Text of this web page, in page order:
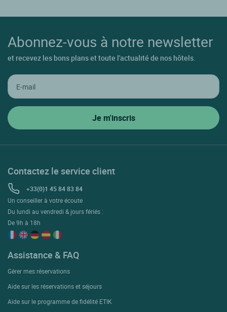
Abonnez-vous à notre newsletter
et recevez les bons plans et toute l'actualité de nos hôtels.
Contactez le service client
+33(0)1 45 84 83 84
Un conseiller à votre écoute
Du lundi au vendredi & jours fériés :
De 9h à 18h
Assistance & FAQ
Gérer mes réservations
Aide sur les réservations et séjours
Aide sur le programme de fidélité ETIK